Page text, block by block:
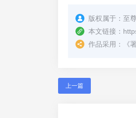
版权属于： 至
本文链接：
作品采用：
《
上一篇